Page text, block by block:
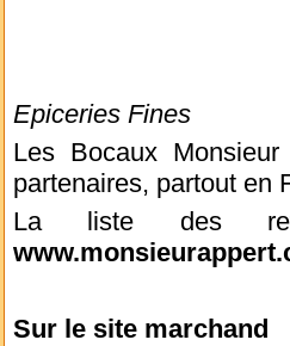
Epiceries Fines
Les Bocaux
partenaires, partout en
La liste des
Sur le site marchand